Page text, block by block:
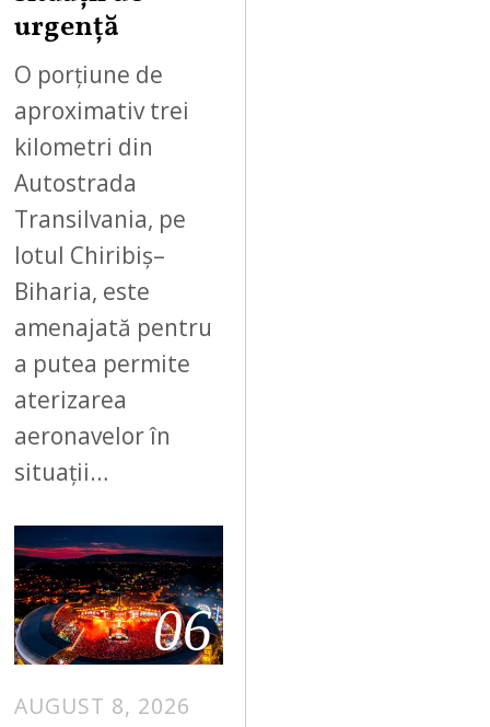
urgență
O porțiune de
aproximativ trei
kilometri din
Autostrada
Transilvania, pe
lotul Chiribiș–
Biharia, este
amenajată pentru
a putea permite
aterizarea
aeronavelor în
situații…
06
AUGUST 8, 2026